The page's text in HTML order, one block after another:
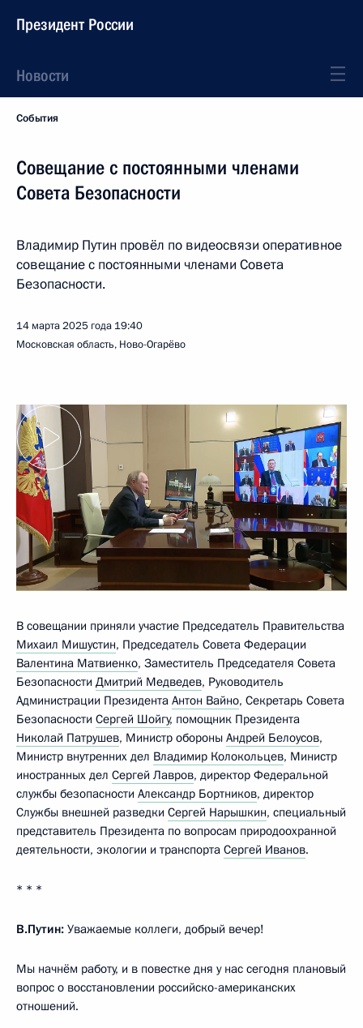
Президент России
Новости
События
Совещание с постоянными членами
Совета Безопасности
Владимир Путин провёл по видеосвязи оперативное
совещание с постоянными членами Совета
Безопасности.
14 марта 2025 года 19:40
Московская область, Ново-Огарёво
В совещании приняли участие Председатель Правительства
Михаил Мишустин, Председатель Совета Федерации
Валентина Матвиенко, Заместитель Председателя Совета
Безопасности Дмитрий Медведев, Руководитель
Администрации Президента Антон Вайно, Секретарь Совета
Безопасности Сергей Шойгу, помощник Президента
Николай Патрушев, Министр обороны Андрей Белоусов,
Министр внутренних дел Владимир Колокольцев, Министр
иностранных дел Сергей Лавров, директор Федеральной
службы безопасности Александр Бортников, директор
Службы внешней разведки Сергей Нарышкин, специальный
представитель Президента по вопросам природоохранной
деятельности, экологии и транспорта Сергей Иванов.
* * *
В.Путин: Уважаемые коллеги, добрый вечер!
Мы начнём работу, и в повестке дня у нас сегодня плановый
вопрос о восстановлении российско-американских
отношений.